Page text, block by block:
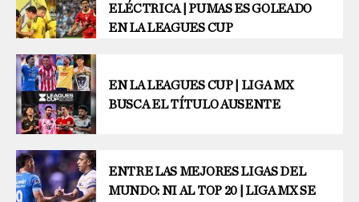
ELÉCTRICA | PUMAS ES GOLEADO
EN LA LEAGUES CUP
EN LA LEAGUES CUP | LIGA MX
BUSCA EL TÍTULO AUSENTE
ENTRE LAS MEJORES LIGAS DEL
MUNDO: NI AL TOP 20 | LIGA MX SE